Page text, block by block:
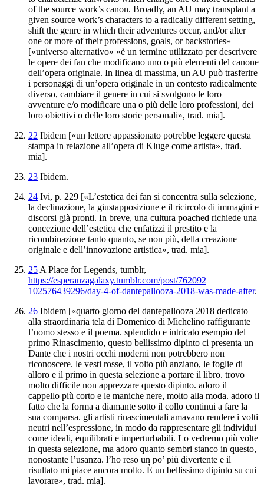
of the source work’s canon. Broadly, an AU may transplant a
given source work’s characters to a radically different setting,
shift the genre in which their adventures occur, and/or alter
one or more of their professions, goals, or backstories»
[«universo alternativo» «è un termine utilizzato perdescrivere
le opere dei fan che modificano uno o più elementi del canone
dell’opera originale. In linea di massima, un AU può trasferire
i personaggi di un’opera originale in un contesto radicalmente
diverso, cambiare il genere in cui si svolgono le loro
avventure e/o modificare una o più delle loro professioni, dei
loro obiettivi o delle loro storie personali», trad. mia].
22 Ibidem [«un lettore appassionato potrebbe leggere questa
stampa in relazione all’opera di Kluge come artista», trad.
mia].
23 Ibidem.
24 Ivi, p. 229 [«L’estetica dei fan si concentra sulla selezione,
la declinazione, la giustapposizione e il ricircolo di immagini e
discorsi già pronti. In breve, una cultura poached richiede una
concezione dell’estetica che enfatizzi il prestito e la
ricombinazione tanto quanto, se non più, della creazione
originale e dell’innovazione artistica», trad. mia].
25 A Place for Legends, tumblr,
https://esperanzagalaxy.tumblr.com/post/762092
102576439296/day-4-of-dantepallooza-2018-was-made-after.
26 Ibidem [«quarto giorno del dantepallooza 2018 dedicato
alla straordinaria tela di Domenico di Michelino raffigurante
l’uomo stesso e il poema. splendido e intricato esempio del
primo Rinascimento, questo bellissimo dipinto ci presenta un
Dante che i nostri occhi moderni non potrebbero non
riconoscere. le vesti rosse, il volto più anziano, le foglie di
alloro e il primo in questa selezione a portare il libro. trovo
molto difficile non apprezzare questo dipinto. adoro il
cappello più corto e le maniche nere, molto alla moda. adoro il
fatto che la forma a diamante sotto il collo continui a fare la
sua comparsa. gli artisti rinascimentali amavano rendere i volti
neutri nell’espressione, in modo da rappresentare gli individui
come ideali, equilibrati e imperturbabili. Lo vedremo più volte
in questa selezione, ma adoro quanto sembri stanco in questo,
nonostante l’usanza. l’ho reso un po’ più divertente e il
risultato mi piace ancora molto. È un bellissimo dipinto su cui
lavorare», trad. mia].